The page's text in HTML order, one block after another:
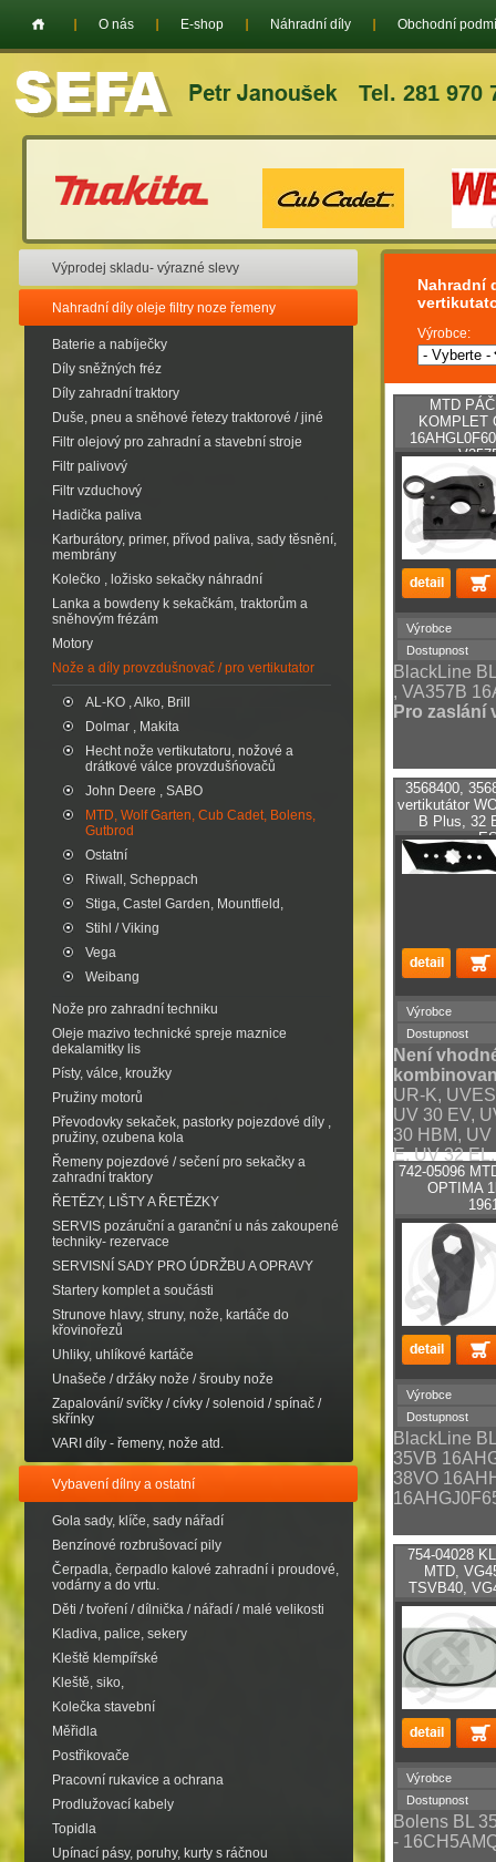
Tel. 281 970
O nás E-shop Náhradní díly Obchodní
Výprodej skladu- výrazné slevy
Nahradní díly oleje filtry noze řemeny
Baterie a nabíječky
Díly sněžných fréz
Díly zahradní traktory
Duše, pneu a sněhové řetezy traktorové / jiné
Filtr olejový pro zahradní a stavební stroje
Filtr palivový
Filtr vzduchový
Hadička paliva
Karburátory, primer, přívod paliva, sady těsnění,
membrány
Kolečko , ložisko sekačky náhradní
Lanka a bowdeny k sekačkám, traktorům a
sněhovým frézám
Motory
Nože a díly provzdušnovač / pro vertikutator
AL-KO , Alko, Brill
Dolmar , Makita
Hecht nože vertikutatoru, nožové a
drátkové válce provzdušńovačů
John Deere , SABO
MTD, Wolf Garten, Cub Cadet, Bolens,
Gutbrod
Ostatní
Riwall, Scheppach
Stiga, Castel Garden, Mountfield,
Stihl / Viking
Vega
Weibang
Nože pro zahradní techniku
Oleje mazivo technické spreje maznice
dekalamitky lis
Písty, válce, kroužky
Pružiny motorů
Převodovky sekaček, pastorky pojezdové díly ,
pružiny, ozubena kola
Řemeny pojezdové / sečení pro sekačky a
zahradní traktory
ŘETĚZY, LIŠTY A ŘETĚZKY
SERVIS pozáruční a garanční u nás zakoupené
techniky- rezervace
SERVISNÍ SADY PRO ÚDRŽBU A OPRAVY
Startery komplet a součásti
Strunove hlavy, struny, nože, kartáče do
křovinořezů
Uhliky, uhlíkové kartáče
Unašeče / držáky nože / šrouby nože
Zapalování/ svíčky / cívky / solenoid / spínač /
skřínky
VARI díly - řemeny, nože atd.
Vybavení dílny a ostatní
Gola sady, klíče, sady nářadí
Benzínové rozbrušovací pily
Čerpadla, čerpadlo kalové zahradní i proudové,
vodárny a do vrtu.
Děti / tvoření / dílnička / nářadí / malé velikosti
Kladiva, palice, sekery
Kleště klempířské
Kleště, siko,
Kolečka stavební
Měřidla
Postřikovače
Pracovní rukavice a ochrana
Prodlužovací kabely
Topidla
Upínací pásy, poruhy, kurty s ráčnou
Nahradní
Výrobce:
MTD
KOMPLET
Výrobce
Dostupnost
BlackLine
, VA357B
Pro zaslání
3568400,
vertikutátor
B Plus, 32
Výrobce
Dostupnost
Není
UR-K,
UV 30 EV,
30 HBM,
E, UV 32
32 B, UV 34
UVEB,
Zasíláme od
z tvrdokovu
úpravy
742-05096
OPTIMA
Výrobce
Dostupnost
BlackLine
35VB
38VO
754-04028
MTD,
TSVB40,
Výrobce
Dostupnost
Bolens BL
-